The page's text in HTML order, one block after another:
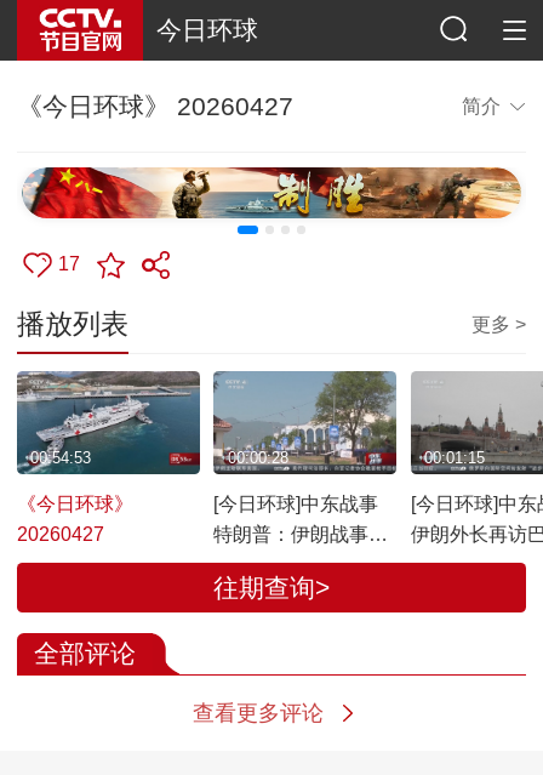
今日环球
《今日环球》 20260427 简介
17
播放列表 更多 >
《今日环球》
20260427
00:54:53
[今日环球]中东战事
特朗普：伊朗战事很
快结束 美国将取胜
00:00:28
[今日环球]中东
伊朗外长再访
坦递交停战条
00:01:15
往期查询>
全部评论
查看更多评论